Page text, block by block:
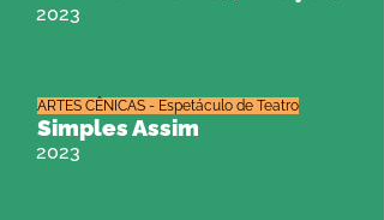
2023
Simples Assim
2023
ARTES CÊNICAS - Espetáculo de Teatro